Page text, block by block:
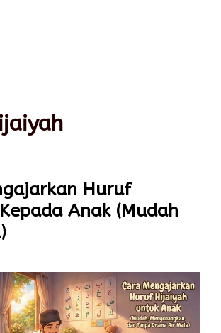
Huruf
Anak (Mudah